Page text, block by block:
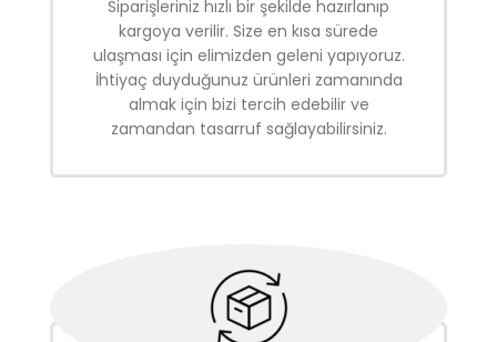
Siparişleriniz hızlı bir şekilde hazırlanıp
kargoya verilir. Size en kısa sürede
ulaşması için elimizden geleni yapıyoruz.
İhtiyaç duyduğunuz ürünleri zamanında
almak için bizi tercih edebilir ve
zamandan tasarruf sağlayabilirsiniz.